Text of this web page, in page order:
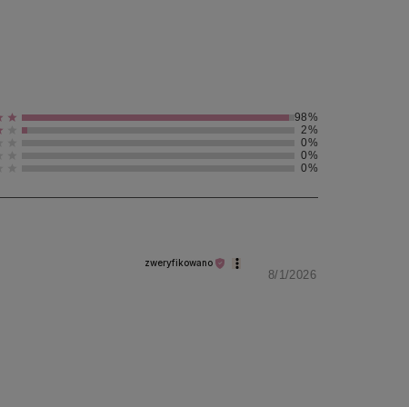
98%
2%
0%
0%
0%
zweryfikowano
8/1/2026